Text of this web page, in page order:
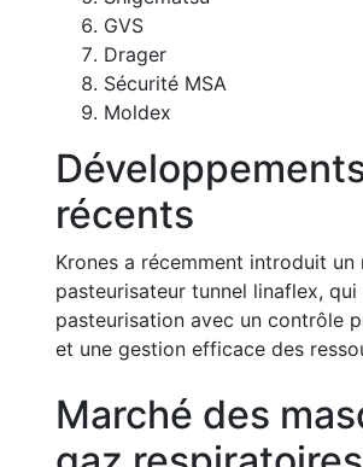
GVS
Drager
Sécurité MSA
Moldex
récents
Krones a récemment introduit un
pasteurisateur tunnel linaflex,
pasteurisation avec un contrôle
et une gestion efficace des
Marché des